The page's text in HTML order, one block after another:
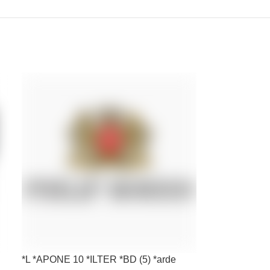
*L *APONE 10 *ILTER *BD (5) *arde